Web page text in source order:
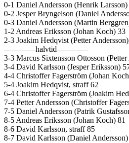
0-1 Daniel Andersson (Henrik Larsson)
0-2 Jesper Bryngelson (Daniel
0-3 Daniel Andersson (Martin
1-2 Andreas Eriksson (Johan Koch) 33
2-3 Joakim Hedqvist (Petter
————halvtid————
3-3 Marcus Sixtensson Ottosson
3-4 David Karlsson (Jesper Eriksson)
4-4 Christoffer Fagerström (Johan
5-4 Joakim Hedqvist, straff 62
6-4 Christoffer Fagerström (Joakim
7-4 Petter Andersson (Christoffer
7-5 Daniel Andersson (Patrik
8-5 Andreas Eriksson (Johan Koch) 81
8-6 David Karlsson, straff 85
8-7 David Karlsson (Daniel